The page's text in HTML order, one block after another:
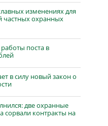
изменениях для
частных охранных
поста в
в силу новый закон о
две охранные
контракты на